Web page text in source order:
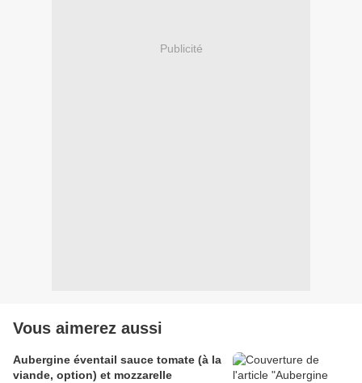
Publicité
Vous aimerez aussi
Aubergine éventail sauce tomate (à la
viande, option) et mozzarelle